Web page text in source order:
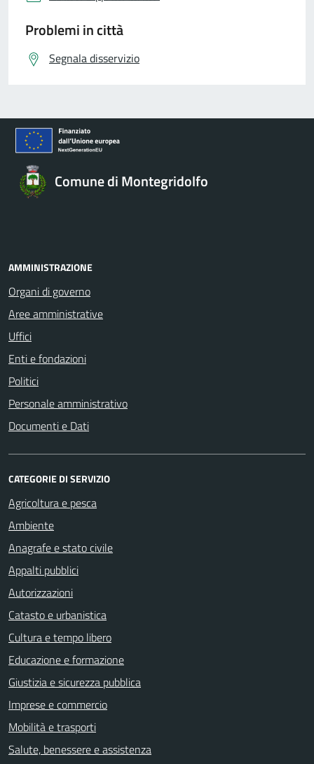
Problemi in città
Segnala disservizio
Comune di Montegridolfo
AMMINISTRAZIONE
Organi di governo
Aree amministrative
Uffici
Enti e fondazioni
Politici
Personale amministrativo
Documenti e Dati
CATEGORIE DI SERVIZIO
Agricoltura e pesca
Ambiente
Anagrafe e stato civile
Appalti pubblici
Autorizzazioni
Catasto e urbanistica
Cultura e tempo libero
Educazione e formazione
Giustizia e sicurezza pubblica
Imprese e commercio
Mobilità e trasporti
Salute, benessere e assistenza